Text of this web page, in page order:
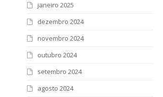
janeiro 2025
dezembro 2024
novembro 2024
outubro 2024
setembro 2024
agosto 2024